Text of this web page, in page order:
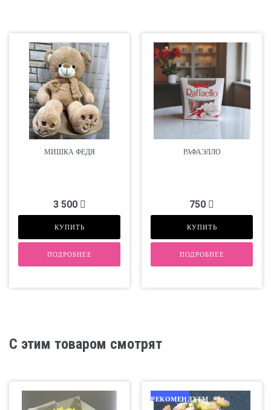
МИШКА ФЕДЯ
3 500
КУПИТЬ
ПОДРОБНЕЕ
РАФАЭЛЛО
750
КУПИТЬ
ПОДРОБНЕЕ
С этим товаром смотрят
РЕКОМЕНДУЕМ